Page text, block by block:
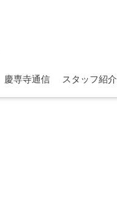
慶専寺通信 スタッフ紹介